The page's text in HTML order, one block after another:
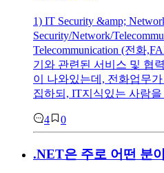
1) IT Security &amp;
Security/Network/
Telecommunication (전화
기와 관련된 서비스 및 협
이 나와있는데, 전화업무
집하되, IT지식있는 사람
4 0
.NET은 주로 어떤 분